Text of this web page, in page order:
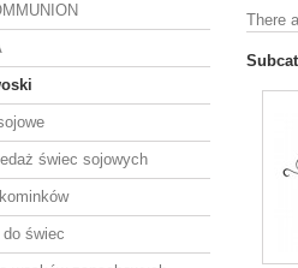
świec sojowych
świec
There